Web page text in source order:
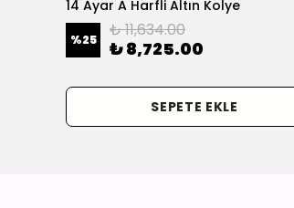
14 Ayar A Harfli Altın Kolye
%25 ₺ 11,634.00
₺ 8,725.00
SEPETE EKLE